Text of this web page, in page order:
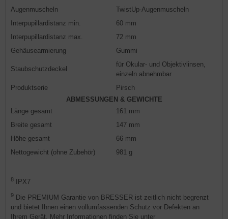
Augenmuscheln
TwistUp-Augenmuscheln
Interpupillardistanz min.
60 mm
Interpupillardistanz max.
72 mm
Gehäusearmierung
Gummi
Staubschutzdeckel
für Okular- und Objektivlinsen,
einzeln abnehmbar
Produktserie
Pirsch
ABMESSUNGEN & GEWICHTE
Länge gesamt
161 mm
Breite gesamt
147 mm
Höhe gesamt
66 mm
Nettogewicht (ohne Zubehör)
981 g
8 IPX7
9 Die PREMIUM Garantie von BRESSER ist zeitlich nicht begrenzt
und bietet Ihnen einen vollumfassenden Schutz vor Defekten an
Ihrem Gerät. Mehr Informationen finden Sie unter